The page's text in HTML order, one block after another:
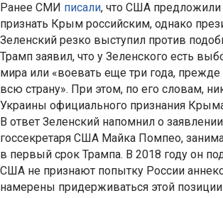
Ранее СМИ писали, что США предложили
признать Крым российским, однако
Зеленский резко выступил против
Трамп заявил, что у Зеленского есть
мира или «воевать еще три года, прежде
всю страну». При этом, по его словам,
Украины официального признания
В ответ Зеленский напомнил о
госсекретаря США Майка Помпео,
в первый срок Трампа. В 2018 году он
США не признают попытку России
намерены придерживаться этой